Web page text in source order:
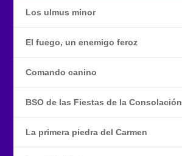
Los ulmus minor
El fuego, un enemigo feroz
Comando canino
BSO de las Fiestas de la Consolación
La primera piedra del Carmen